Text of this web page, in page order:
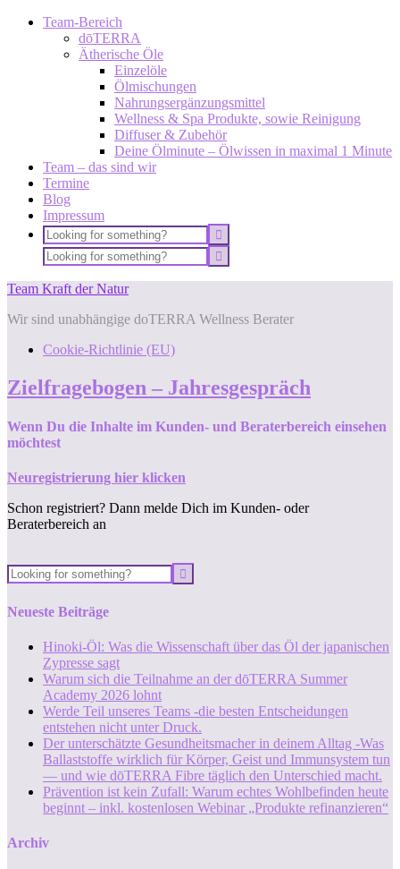
Team-Bereich
dōTERRA
Ätherische Öle
Einzelöle
Ölmischungen
Nahrungsergänzungsmittel
Wellness & Spa Produkte, sowie Reinigung
Diffuser & Zubehör
Deine Ölminute – Ölwissen in maximal 1 Minute
Team – das sind wir
Termine
Blog
Impressum
Team Kraft der Natur
Wir sind unabhängige doTERRA Wellness Berater
Cookie-Richtlinie (EU)
Zielfragebogen – Jahresgespräch
Wenn Du die Inhalte im Kunden- und Beraterbereich einsehen
möchtest
Neuregistrierung hier klicken
Schon registriert? Dann melde Dich im Kunden- oder
Beraterbereich an
Neueste Beiträge
Hinoki-Öl: Was die Wissenschaft über das Öl der japanischen
Zypresse sagt
Warum sich die Teilnahme an der dōTERRA Summer
Academy 2026 lohnt
Werde Teil unseres Teams -die besten Entscheidungen
entstehen nicht unter Druck.
Der unterschätzte Gesundheitsmacher in deinem Alltag -Was
Ballaststoffe wirklich für Körper, Geist und Immunsystem tun
— und wie dōTERRA Fibre täglich den Unterschied macht.
Prävention ist kein Zufall: Warum echtes Wohlbefinden heute
beginnt – inkl. kostenlosen Webinar „Produkte refinanzieren“
Archiv